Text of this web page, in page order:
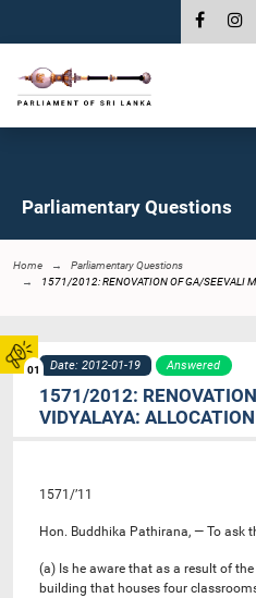
01
Parliamentary Questions
Home
Parliamentary Questions
1571/2012: RENOVATION OF GA/SEEVALI
Date: 2012-01-19 Answered
1571/2012:
VIDYALAYA: ALLOCATION
1571/’11
Hon. Buddhika Pathirana, — To ask
(a) Is he aware that as a result of
building that houses four